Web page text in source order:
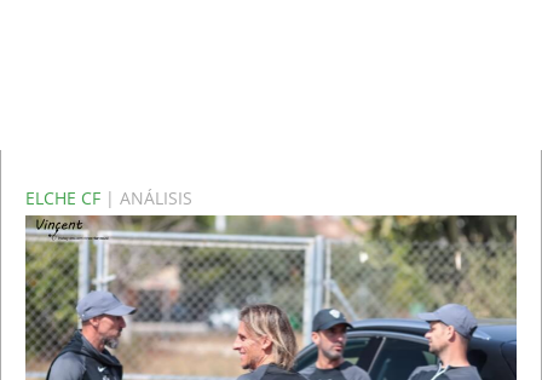
ELCHE CF | ANÁLISIS